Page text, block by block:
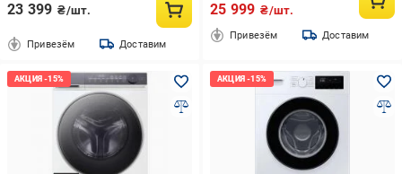
23 399 ₴/шт.
Привезём Доставим
25 999 ₴/шт.
Привезём Доставим